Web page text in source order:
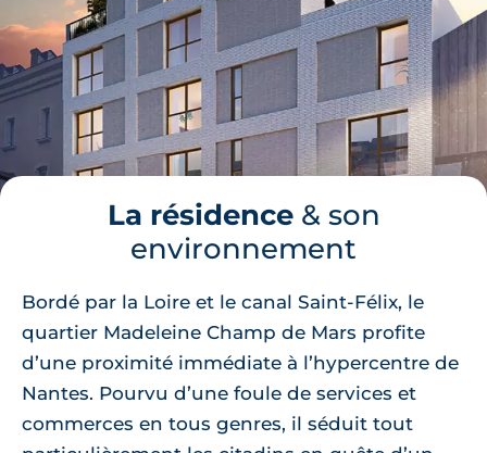
La résidence& son
environnement
Bordé par la Loire et le canal Saint-Félix, le
quartier Madeleine Champ de Mars profite
d’une proximité immédiate à l’hypercentre de
Nantes. Pourvu d’une foule de services et
commerces en tous genres, il séduit tout